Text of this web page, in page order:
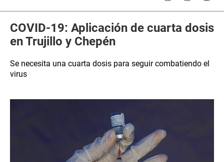
COVID-19: Aplicación de cuarta dosis
en Trujillo y Chepén
Se necesita una cuarta dosis para seguir combatiendo el
virus